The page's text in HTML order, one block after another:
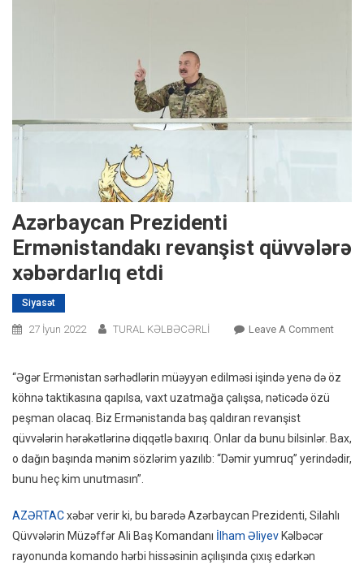
Azərbaycan Prezidenti
Ermənistandakı revanşist qüvvələrə
xəbərdarlıq etdi
Siyasət
27 İyun 2022 TURAL KƏLBƏCƏRLİ Leave A CommentOn
Etdi
“Əgər Ermənistan sərhədlərin müəyyən edilməsi işində yenə də öz
köhnə taktikasına qapılsa, vaxt uzatmağa çalışsa, nəticədə özü
peşman olacaq. Biz Ermənistanda baş qaldıran revanşist
qüvvələrin hərəkətlərinə diqqətlə baxırıq. Onlar da bunu bilsinlər. Bax,
o dağın başında mənim sözlərim yazılıb: “Dəmir yumruq” yerindədir,
bunu heç kim unutmasın”.
AZƏRTACxəbər verir ki, bu barədə Azərbaycan Prezidenti, Silahlı
Qüvvələrin Müzəffər Ali Baş Komandanı İlham Əliyev Kəlbəcər
rayonunda komando hərbi hissəsinin açılışında çıxış edərkən